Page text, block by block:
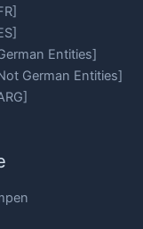
Entities]
German Entities]